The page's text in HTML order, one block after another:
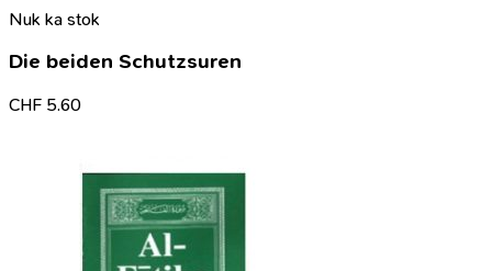
Nuk ka stok
Die beiden Schutzsuren
CHF 5.60